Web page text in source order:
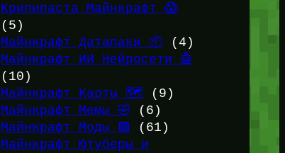
Крипипаста Майнкрафт 😱
(5)
Майнкрафт Датапаки 📦 (4)
Майнкрафт ИИ Нейросети 🤖
(10)
Майнкрафт Карты 🗺️ (9)
Майнкрафт Мемы 🤣 (6)
Майнкрафт Моды 🟩
(61)
Майнкрафт Ютуберы и